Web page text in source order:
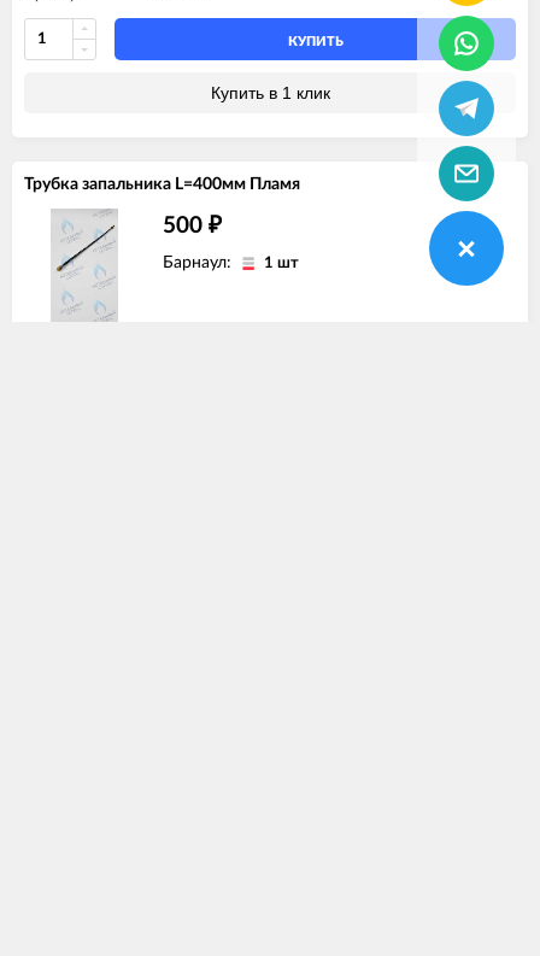
КУПИТЬ
Купить в 1 клик
Трубка запальника L=400мм Пламя
500 ₽
Барнаул: 1 шт